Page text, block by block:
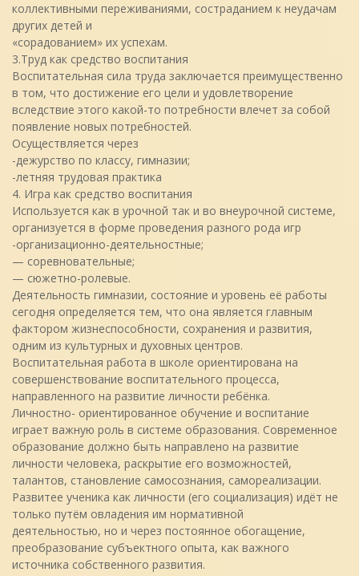
коллективными переживаниями, состраданием к неудачам
других детей и
«сорадованием» их успехам.
3.Труд как средство воспитания
Воспитательная сила труда заключается преимущественно
в том, что достижение его цели и удовлетворение
вследствие этого какой-то потребности влечет за собой
появление новых потребностей.
Осуществляется через
-дежурство по классу, гимназии;
-летняя трудовая практика
4. Игра как средство воспитания
Используется как в урочной так и во внеурочной системе,
организуется в форме проведения разного рода игр
-организационно-деятельностные;
— соревновательные;
— сюжетно-ролевые.
Деятельность гимназии, состояние и уровень её работы
сегодня определяется тем, что она является главным
фактором жизнеспособности, сохранения и развития,
одним из культурных и духовных центров.
Воспитательная работа в школе ориентирована на
совершенствование воспитательного процесса,
направленного на развитие личности ребёнка.
Личностно- ориентированное обучение и воспитание
играет важную роль в системе образования. Современное
образование должно быть направлено на развитие
личности человека, раскрытие его возможностей,
талантов, становление самосознания, самореализации.
Развитее ученика как личности (его социализация) идёт не
только путём овладения им нормативной
деятельностью, но и через постоянное обогащение,
преобразование субъектного опыта, как важного
источника собственного развития.